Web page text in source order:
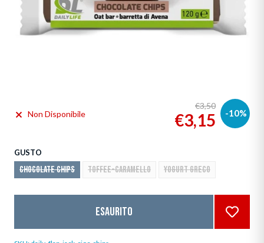
Non Disponibile -10%
€3,50
€3,15
GUSTO
CHOCOLATE CHIPS TOFFEE-CARAMELLO YOGURT GRECO
Esaurito